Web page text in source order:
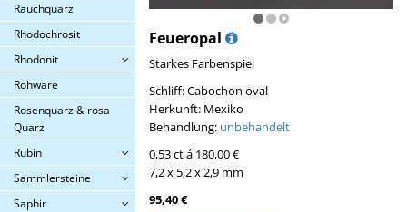
Rauchquarz
Rhodochrosit
Rhodonit
Rohware
Rosenquarz & rosa
Quarz
Rubin
Sammlersteine
Saphir
Feueropal
Starkes Farbenspiel
Schliff: Cabochon oval
Herkunft: Mexiko
Behandlung: unbehandelt
0,53 ct á 180,00 €
7,2 x 5,2 x 2,9 mm
95,40 €